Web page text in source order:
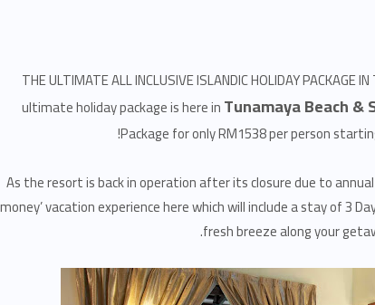
THE ULTIMATE ALL INCLUSIVE ISLANDIC HOLIDAY
ultimate holiday package is here inTunamaya Beach &
Package for only RM1538 per person
As the resort is back in operation after its closure due to
money’ vacation experience here which will include a stay of 3
fresh breeze along your